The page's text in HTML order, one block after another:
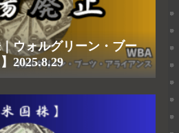
ウォルグリーン・ブー
2025.8.29